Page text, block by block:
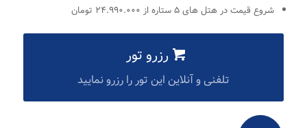
شروع قیمت در هتل های ۵ ستاره از ۲۴.۹۹۰.۰۰۰ تومان
رزرو تور
تلفنی و آنلاین این تور را رزرو نمایید